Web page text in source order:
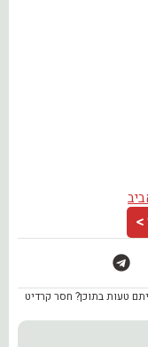
>
טעות בתוכן? חסר קרדיט